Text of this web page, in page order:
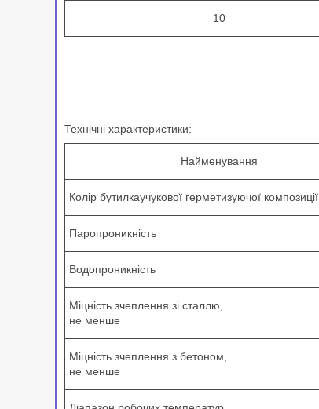
10
Технічні характеристики:
Найменування
Колір бутилкаучукової герметизуючої композиції
Паропроникність
Водопроникність
Міцність зчеплення зі сталлю,
не менше
Міцність зчеплення з бетоном,
не менше